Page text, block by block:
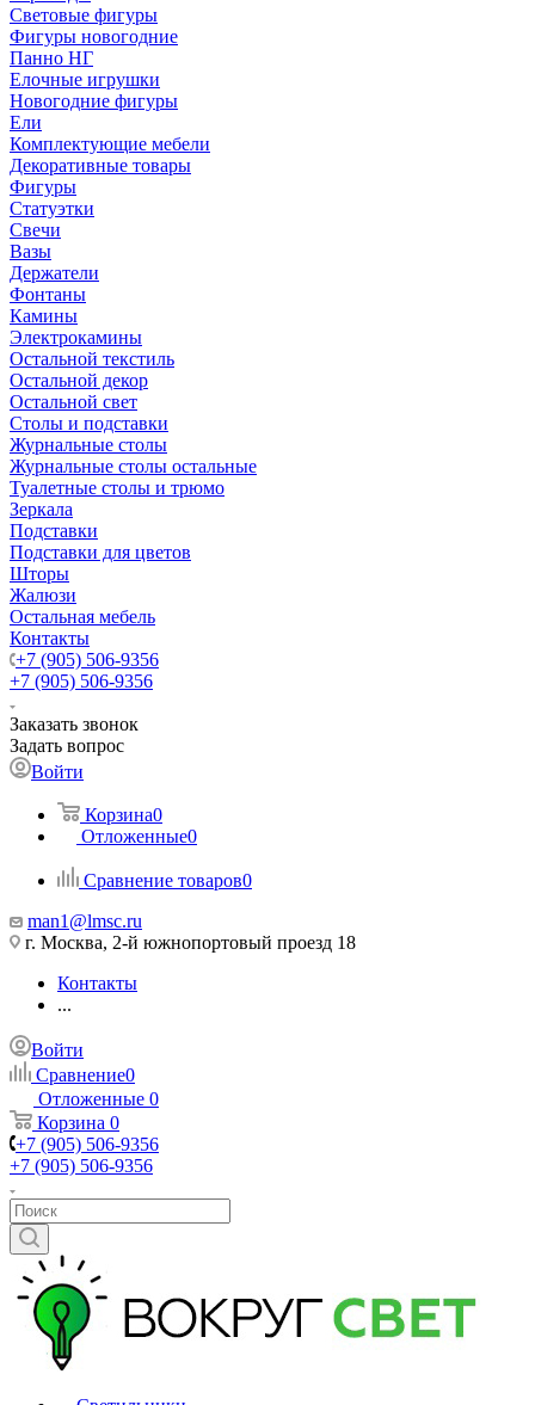
Световые фигуры
Фигуры новогодние
Панно НГ
Елочные игрушки
Новогодние фигуры
Ели
Комплектующие мебели
Декоративные товары
Фигуры
Статуэтки
Свечи
Вазы
Держатели
Фонтаны
Камины
Электрокамины
Остальной текстиль
Остальной декор
Остальной свет
Столы и подставки
Журнальные столы
Журнальные столы остальные
Туалетные столы и трюмо
Зеркала
Подставки
Подставки для цветов
Шторы
Жалюзи
Остальная мебель
Контакты
+7 (905) 506-9356
+7 (905) 506-9356
Заказать звонок
Задать вопрос
Войти
Корзина0
Отложенные0
Сравнение товаров0
man1@lmsc.ru
г. Москва, 2-й южнопортовый проезд 18
Контакты
...
Войти
Сравнение0
Отложенные 0
Корзина 0
+7 (905) 506-9356
+7 (905) 506-9356